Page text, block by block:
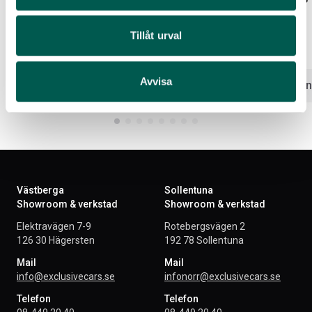
Tillåt urval
Avvisa
68 625kr
Välj alternativ
72 375kr
Välj
Västberga
Showroom & verkstad
Elektravägen 7-9
126 30 Hägersten
Mail
info@exclusivecars.se
Telefon
Sollentuna
Showroom & verkstad
Rotebergsvägen 2
192 78 Sollentuna
Mail
infonorr@exclusivecars.se
Telefon